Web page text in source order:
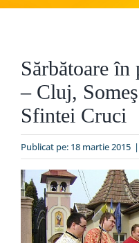
Organizare
Liturgic
Special
Sărbătoare
– Cluj,
Sfintei Cruci
Publicat pe: 18 martie 2015 |